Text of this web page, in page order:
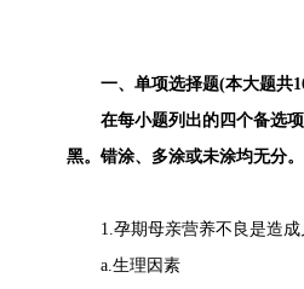
一、单项选择题(本大题共
在每小题列出的四个备选项
黑。错涂、多涂或未涂均无分。
1.孕期母亲营养不良是造成
a.生理因素